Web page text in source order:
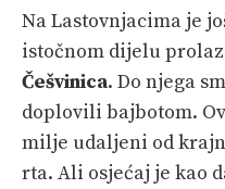
Na Lastovnjacima je
istočnom dijelu
Češvinica. Do njega
doplovili bajbotom.
milje udaljeni od
rta. Ali osjećaj je kao